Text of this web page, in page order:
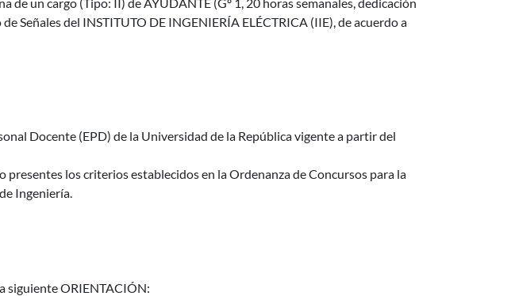
Señales del INSTITUTO DE INGENIERÍA ELÉCTRICA (IIE), de acuerdo a
Docente (EPD) de la Universidad de la República vigente a partir del
presentes los criterios establecidos en la Ordenanza de Concursos para la
Ingeniería.
siguiente ORIENTACIÓN: